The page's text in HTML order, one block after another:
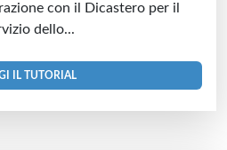
con il Dicastero per il
dello...
IL TUTORIAL